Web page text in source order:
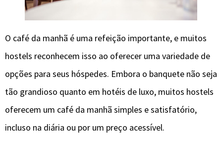
O café da manhã é uma refeição importante, e muitos
hostels reconhecem isso ao oferecer uma variedade de
opções para seus hóspedes. Embora o banquete não seja
tão grandioso quanto em hotéis de luxo, muitos hostels
oferecem um café da manhã simples e satisfatório,
incluso na diária ou por um preço acessível.